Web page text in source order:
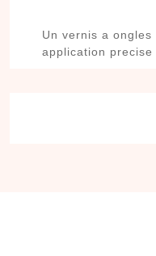
Un vernis a
application precise